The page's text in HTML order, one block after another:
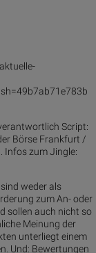
Script:
Börse Frankfurt /
zum Jingle:
weder als
zum An- oder
sollen auch nicht so
Meinung der
unterliegt einem
Und: Bewertungen